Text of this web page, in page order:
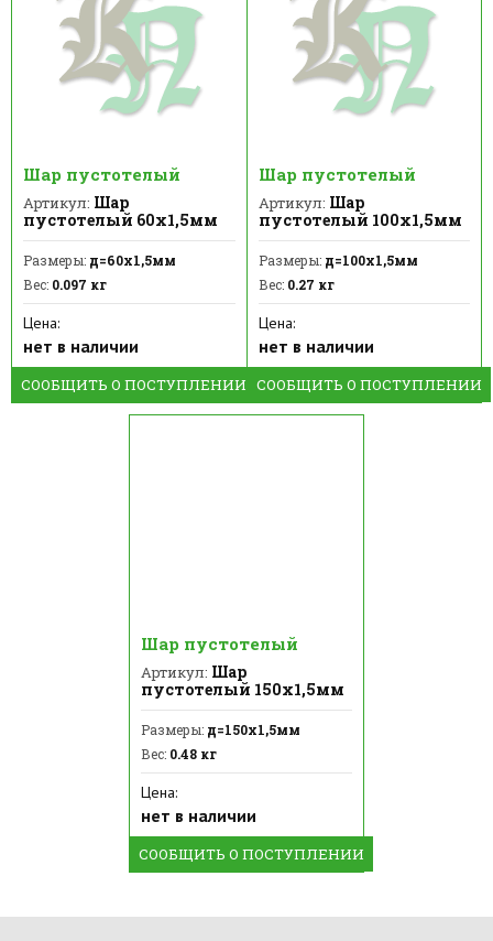
Шар пустотелый
Артикул: Шар
пустотелый 60х1,5мм
Размеры: д=60х1,5мм
Вес: 0.097 кг
Цена:
нет в наличии
СООБЩИТЬ О ПОСТУПЛЕНИИ
Шар пустотелый
Артикул: Шар
пустотелый 100х1,5мм
Размеры:д=100х1,5мм
Вес:0.27 кг
Цена:
нет в наличии
СООБЩИТЬ О ПОСТУПЛЕНИИ
Шар пустотелый
Артикул: Шар
пустотелый 150х1,5мм
Размеры:д=150х1,5мм
Вес:0.48 кг
Цена:
нет в наличии
СООБЩИТЬ О ПОСТУПЛЕНИИ